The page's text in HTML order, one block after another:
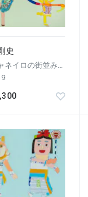
史
ブラジル リオデジャネイロの街並みと新体操